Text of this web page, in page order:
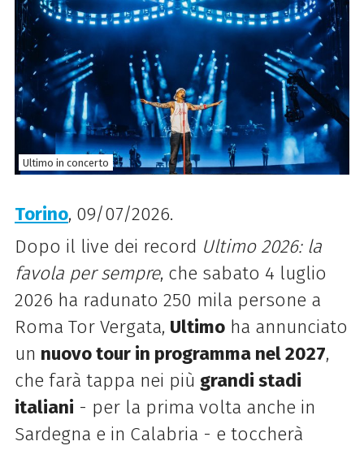
Ultimo in concerto
Torino, 09/07/2026.
Dopo il live dei record Ultimo 2026: la
favola per sempre, che sabato 4 luglio
2026 ha radunato 250 mila persone a
Roma Tor Vergata, Ultimoha annunciato
un nuovo tour in programma nel 2027,
che farà tappa nei più grandi stadi
italiani - per la prima volta anche in
Sardegna e in Calabria - e toccherà